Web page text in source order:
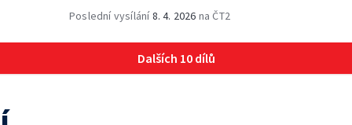
Poslední vysílání8. 4. 2026 na ČT2
Dalších 10 dílů